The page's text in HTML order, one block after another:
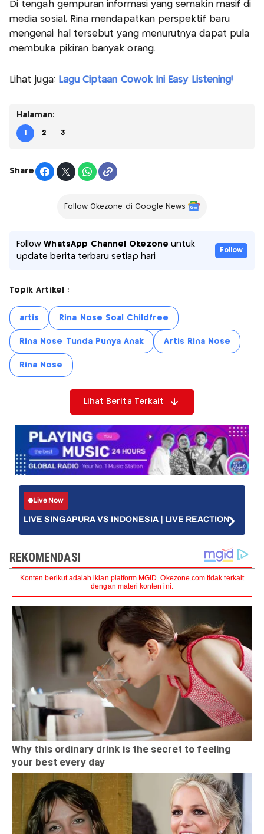
Di tengah gempuran informasi yang semakin masif di
media sosial, Rina mendapatkan perspektif baru
mengenai hal tersebut yang menurutnya dapat pula
membuka pikiran banyak orang.
Lihat juga: Lagu Ciptaan Cowok Ini Easy Listening!
Halaman:
1 2 3
Share
Follow Okezone di Google News
FollowWhatsApp Channel Okezone untuk
update berita terbaru setiap hari
Follow
Topik Artikel :
artis Rina Nose Soal Childfree
Rina Nose Tunda Punya Anak Artis Rina Nose
Rina Nose
Lihat Berita Terkait
Live Now
LIVE SINGAPURA VS INDONESIA | LIVE REACTION